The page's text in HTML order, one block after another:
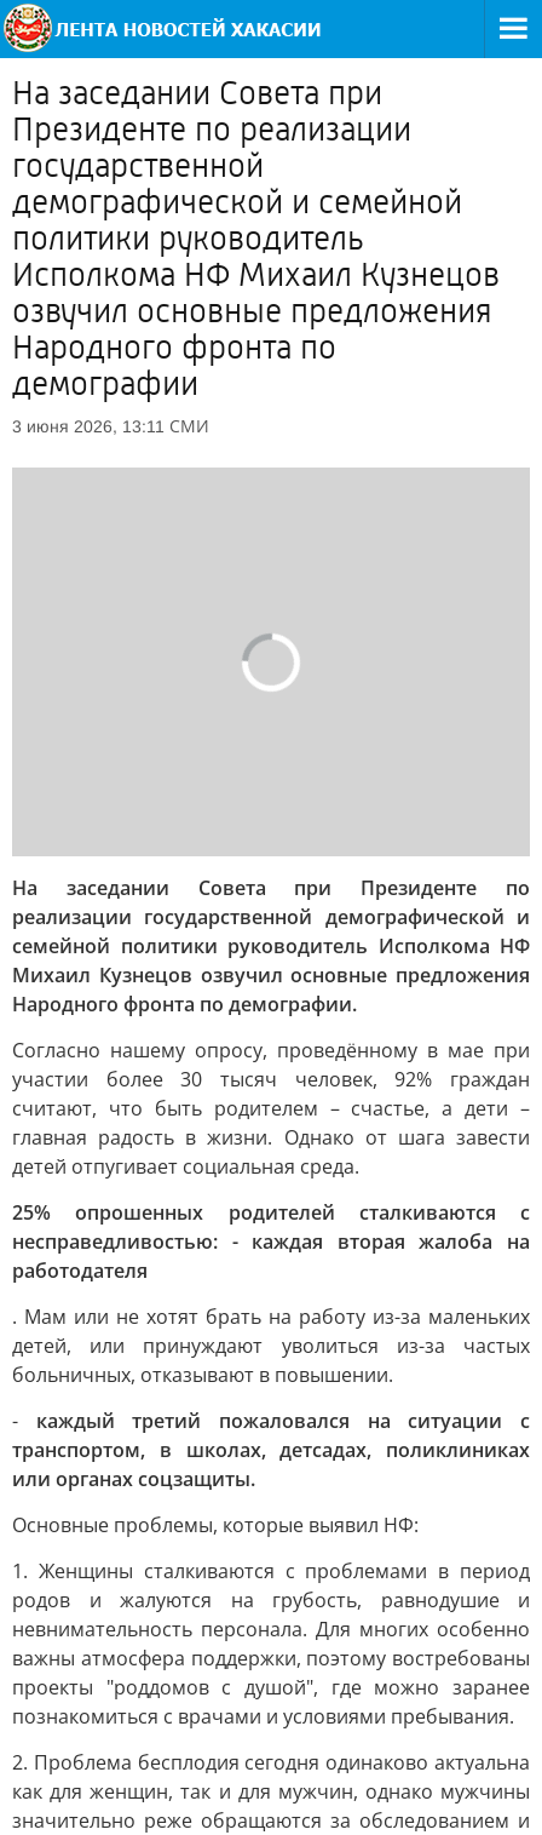
На заседании Совета при
Президенте по реализации
государственной
демографической и семейной
политики руководитель
Исполкома НФ Михаил Кузнецов
озвучил основные предложения
Народного фронта по
демографии
3 июня 2026, 13:11 СМИ
На заседании Совета при Президенте по
реализации государственной демографической и
семейной политики руководитель Исполкома НФ
Михаил Кузнецов озвучил основные предложения
Народного фронта по демографии.
Согласно нашему опросу, проведённому в мае при
участии более 30 тысяч человек, 92% граждан
считают, что быть родителем – счастье, а дети –
главная радость в жизни. Однако от шага завести
детей отпугивает социальная среда.
25% опрошенных родителей сталкиваются с
несправедливостью: - каждая вторая жалоба на
работодателя
. Мам или не хотят брать на работу из-за маленьких
детей, или принуждают уволиться из-за частых
больничных, отказывают в повышении.
- каждый третий пожаловался на ситуации с
транспортом, в школах, детсадах, поликлиниках
или органах соцзащиты.
Основные проблемы, которые выявил НФ:
1. Женщины сталкиваются с проблемами в период
родов и жалуются на грубость, равнодушие и
невнимательность персонала. Для многих особенно
важны атмосфера поддержки, поэтому востребованы
проекты "роддомов с душой", где можно заранее
познакомиться с врачами и условиями пребывания.
2. Проблема бесплодия сегодня одинаково актуальна
как для женщин, так и для мужчин, однако мужчины
значительно реже обращаются за обследованием и